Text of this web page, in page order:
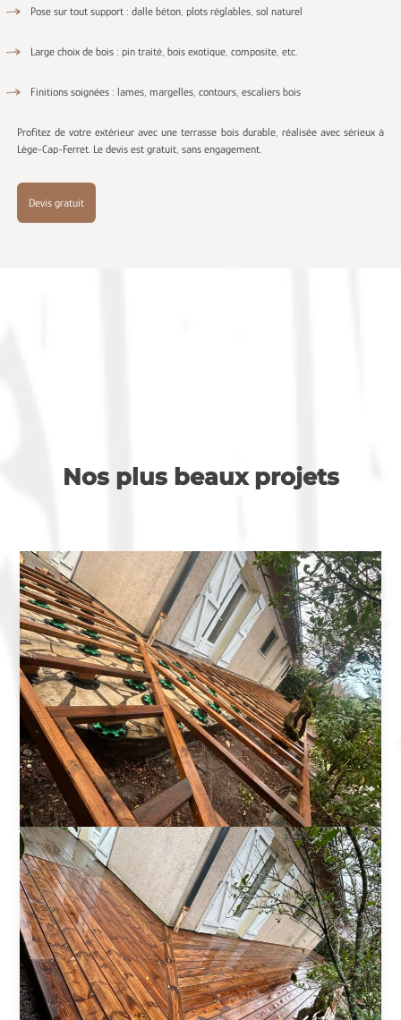
Pose sur tout support : dalle béton, plots réglables, sol naturel
Large choix de bois : pin traité, bois exotique, composite, etc.
Finitions soignées : lames, margelles, contours, escaliers bois
Profitez de votre extérieur avec une terrasse bois durable, réalisée avec sérieux à
Lège-Cap-Ferret. Le devis est gratuit, sans engagement.
Devis gratuit
Nos plus beaux projets